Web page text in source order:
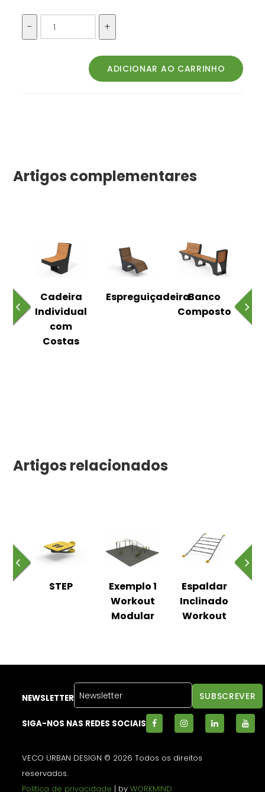
Artigos complementares
Cadeira
Individual
com
Costas
EspreguiçadeiraBanco
Composto
Artigos relacionados
STEP
Exemplo 1
Workout
Modular
Espaldar
Inclinado
Workout
NEWSLETTER
SIGA-NOS NAS REDES SOCIAIS
VECO URBAN DESIGN © 2026 Todos os direitos
reservados.
Política de privacidade | byWORKMIND